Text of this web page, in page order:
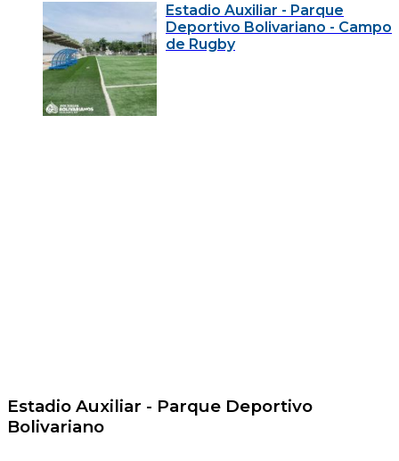
Estadio Auxiliar - Parque
Deportivo Bolivariano - Campo
de Rugby
Estadio Auxiliar - Parque Deportivo
Bolivariano